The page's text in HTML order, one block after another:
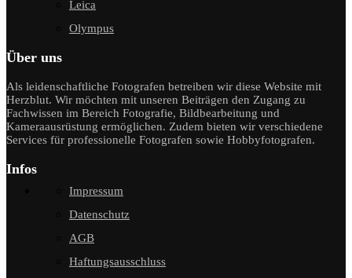
Leica
Olympus
Über uns
Als leidenschaftliche Fotografen betreiben wir diese Website mit
Herzblut. Wir möchten mit unseren Beiträgen den Zugang zu
Fachwissen im Bereich Fotografie, Bildbearbeitung und
Kameraausrüstung ermöglichen. Zudem bieten wir verschiedene
Services für professionelle Fotografen sowie Hobbyfotografen.
Infos
Impressum
Datenschutz
AGB
Haftungsausschluss